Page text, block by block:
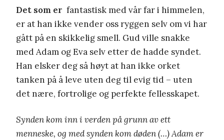
Det som er fantastisk med vår far i himmelen,
er at han ikke vender oss ryggen selv om vi har
gått på en skikkelig smell. Gud ville snakke
med Adam og Eva selv etter de hadde syndet.
Han elsker deg så høyt at han ikke orket
tanken på å leve uten deg til evig tid – uten
det nære, fortrolige og perfekte fellesskapet.
Synden kom inn i verden på grunn av ett
menneske, og med synden kom døden (…) Adam er